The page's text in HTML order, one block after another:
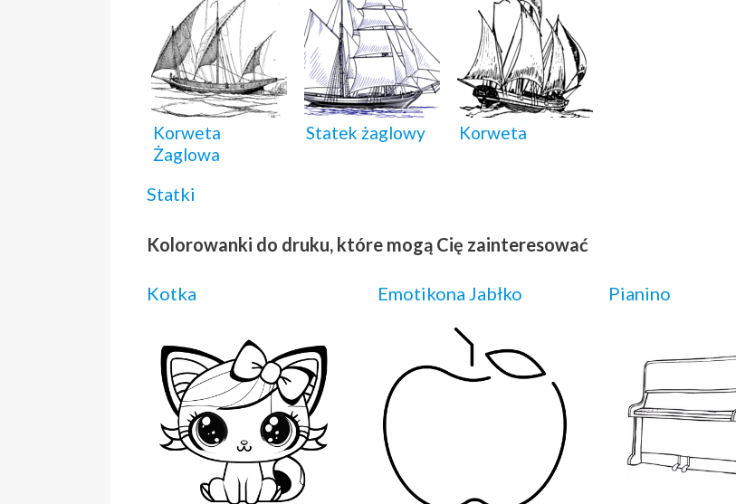
Korweta
Żaglowa
Statek żaglowy Korweta
Statki
Kolorowanki do druku, które mogą Cię zainteresować
Kotka Emotikona Jabłko Pianino